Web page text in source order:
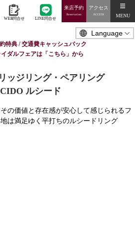
WEB問合せ LINE問合せ
来店予約
Reservation
アクセス
ACCESS MENU
特典 / 交通費キャッシュバック
ダルフェアは「こちら」から
ッジリング・ペアリング
ルシード
の価値と存在感が安心して感じられるフ
は満足ゆく平打ちのルシードリング